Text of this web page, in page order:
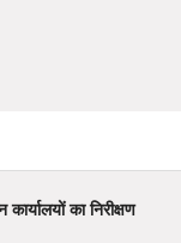
का निरीक्षण